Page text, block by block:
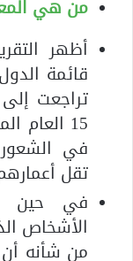
من هي
أظهر
قائمة
15
في الشعور
تقل أعمارهم عن
في حين
من شأنه أن